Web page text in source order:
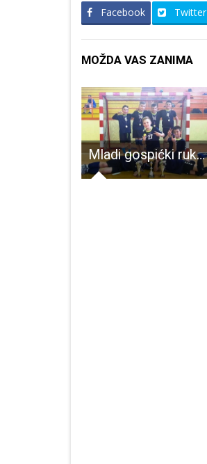
Facebook Twitter
MOŽDA VAS ZANIMA
Mladi gospićki rukometaši i dalje “haraju” Hrvatskom!!!